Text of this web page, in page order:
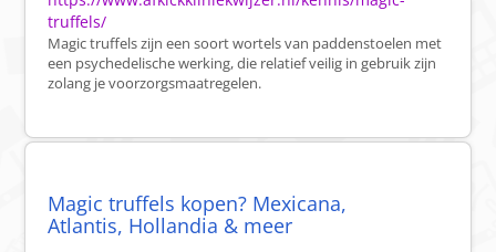
truffels/
Magic truffels zijn een soort wortels van paddenstoelen met
een psychedelische werking, die relatief veilig in gebruik zijn
zolang je voorzorgsmaatregelen.
Magic truffels kopen? Mexicana,
Atlantis, Hollandia & meer